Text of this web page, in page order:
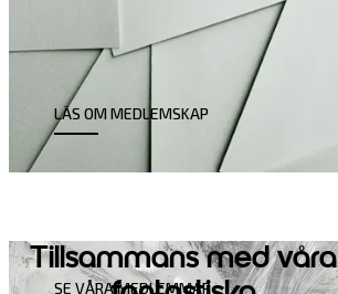
LÄS OM MEDLEMSKAP
Tillsammans med våra
SE VÅRA MEDLEMMAR